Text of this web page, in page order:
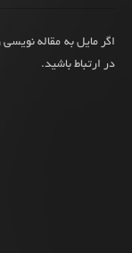
اگر مایل به مقاله نویسی
در ارتباط باشید.